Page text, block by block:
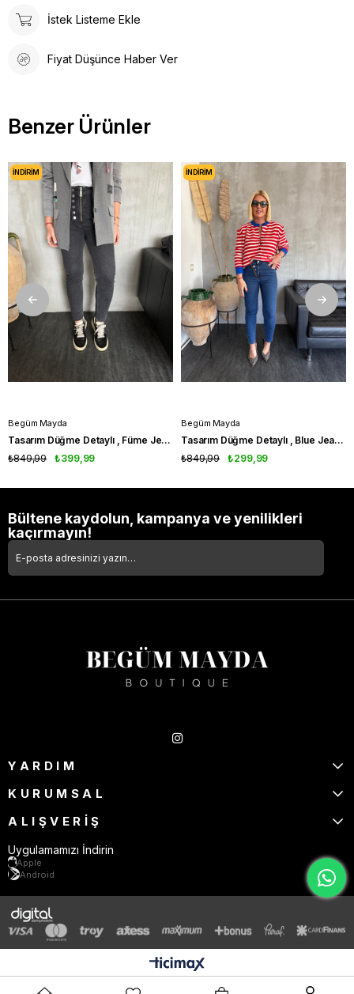
İstek Listeme Ekle
Fiyat Düşünce Haber Ver
Benzer Ürünler
Begüm Mayda
Tasarım Düğme Detaylı , Füme Jean Pantolon
₺399,99
₺849,99
İNDIRIM
Begüm Mayda
Tasarım Düğme Detaylı , Blue Jean Pantolon
₺299,99
₺849,99
İNDIRIM
Bültene kaydolun, kampanya ve yenilikleri
kaçırmayın!
YARDIM
KURUMSAL
ALIŞVERİŞ
Uygulamamızı İndirin
Apple
Android